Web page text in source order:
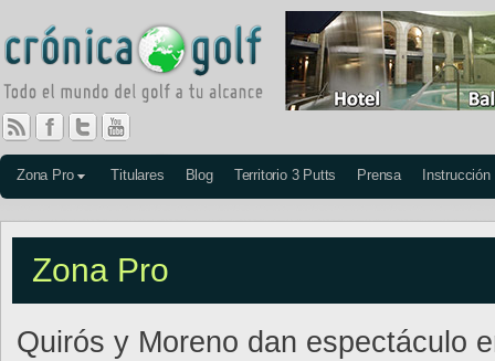
Zona Pro Titulares Blog Territorio 3 Putts Prensa Instrucción
Zona Pro
Quirós y Moreno dan espectáculo